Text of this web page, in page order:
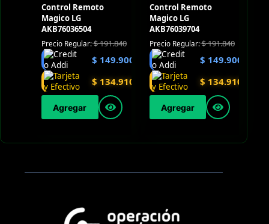
Control Remoto
Magico LG
AKB76036504
Precio Regular:$191.840
$ 149.900
$ 134.910
Agregar
Control Remoto
Magico LG
AKB76039704
Precio Regular:$191.840
$ 149.900
$ 134.910
Agregar